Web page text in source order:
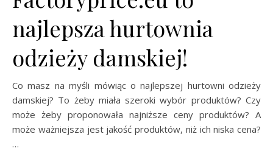
najlepsza hurtownia
odzieży damskiej!
Co masz na myśli mówiąc o najlepszej hurtowni odzieży
damskiej? To żeby miała szeroki wybór produktów? Czy
może żeby proponowała najniższe ceny produktów? A
może ważniejsza jest jakość produktów, niż ich niska cena?
…